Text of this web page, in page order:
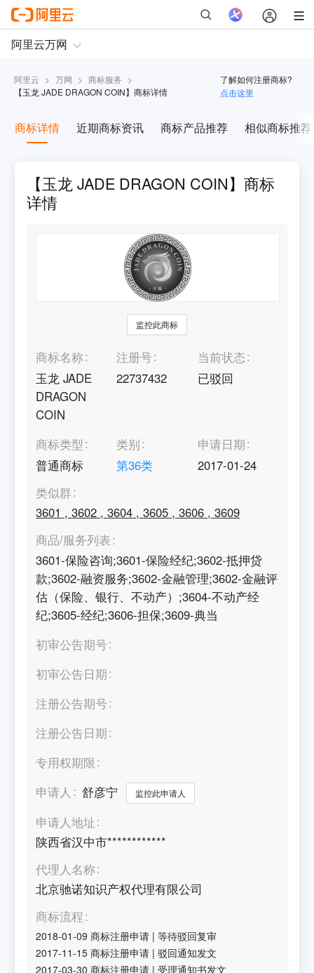
阿里云 > 万网 > 商标服务 >
【玉龙 JADE DRAGON COIN】商标详情
了解如何注册商标?
点击这里
商标详情 近期商标资讯 商标产品推荐 相似商标推荐
【玉龙 JADE DRAGON COIN】商标
详情
监控此商标
商标名称
玉龙 JADE
DRAGON
COIN
注册号
22737432
当前状态
已驳回
商标类型
普通商标
类别
第36类
申请日期
2017-01-24
类似群
3601 ,3602 ,3604 ,3605 ,3606 ,3609
商品/服务列表
3601-保险咨询;3601-保险经纪;3602-抵押贷
款;3602-融资服务;3602-金融管理;3602-金融评
估（保险、银行、不动产）;3604-不动产经
纪;3605-经纪;3606-担保;3609-典当
初审公告期号
初审公告日期
注册公告期号
注册公告日期
专用权期限
申请人
舒彦宁 监控此申请人
申请人地址
陕西省汉中市************
代理人名称
北京驰诺知识产权代理有限公司
商标流程
2018-01-09 商标注册申请 |等待驳回复审
2017-11-15 商标注册申请 |驳回通知发文
2017-03-30 商标注册申请 |受理通知书发文